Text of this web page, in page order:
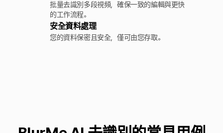
批量去識別多段視頻，確保一致的編輯與更快
的工作流程。
安全資料處理
您的資料保密且安全，僅可由您存取。